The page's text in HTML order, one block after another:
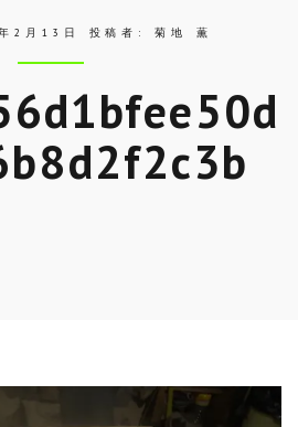
2月13日 投稿者:菊地 薫